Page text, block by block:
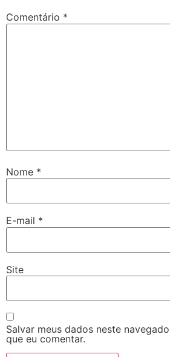
Comentário *
Nome *
E-mail *
Site
Salvar meus dados neste
que eu comentar.